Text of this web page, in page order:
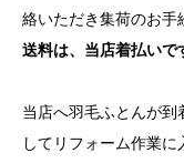
絡いただき集荷のお手
送料は、当店着払いで
当店へ羽毛ふとんが到
してリフォーム作業に